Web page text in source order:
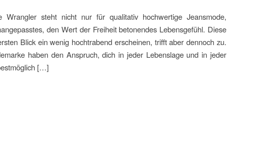
steht nicht nur für qualitativ hochwertige Jeansmode,
den Wert der Freiheit betonendes Lebensgefühl. Diese
Blick ein wenig hochtrabend erscheinen, trifft aber dennoch zu.
haben den Anspruch, dich in jeder Lebenslage und in jeder
[…]